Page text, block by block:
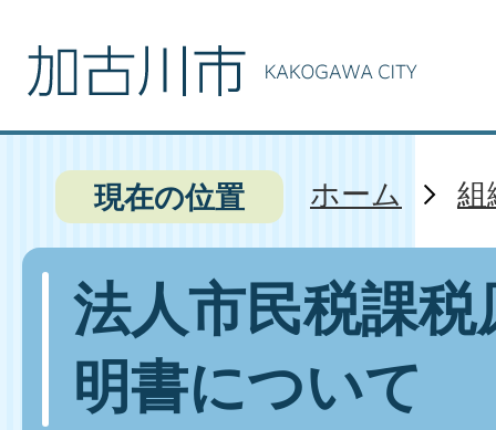
現在の位置 ホーム 組
法人市民税課税
明書について